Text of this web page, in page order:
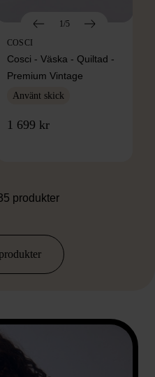
1/5
COSCI
Cosci - Väska - Quiltad -
Premium Vintage
Använt skick
1 699 kr
produkter